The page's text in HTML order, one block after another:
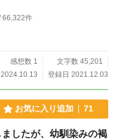
66,322件
感想数 1
文字数 45,201
登録日 2021.12.03
お気に入り追加 71
したが、幼馴染みの褐